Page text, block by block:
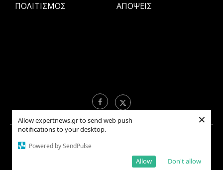
Allow expertnews.gr to send web push
notifications to your desktop.
Powered by SendPulse
Don't allow
Allow
×
ΠΟΛΙΤΙΣΜΟΣ
ΑΠΟΨΕΙΣ